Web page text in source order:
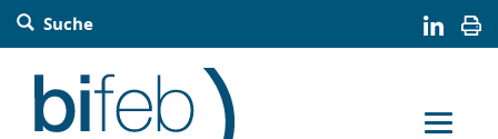
Barrierefreie Bedienung der Webseite:
Zur Navigation springen
Zur Suche springen
Zum Inhalt springen
Zur Sitemap springen
Zum Kontakt springen
Suche